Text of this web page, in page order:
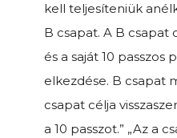
kell teljesíteniük
B csapat. A B csapat
és a saját 10 passzos
elkezdése. B csapat
csapat célja
a 10 passzot.” „Az a